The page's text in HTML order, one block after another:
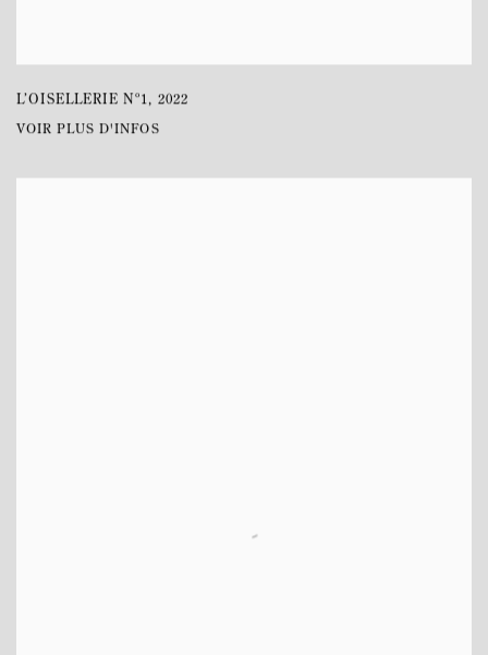
L’OISELLERIE Nº1, 2022
VOIR PLUS D'INFOS